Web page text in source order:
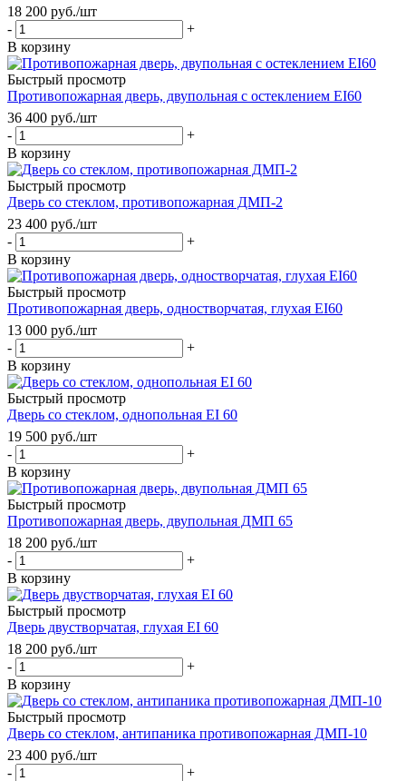
18 200 руб./шт
-
+
В корзину
Быстрый просмотр
Противопожарная дверь, двупольная с остеклением EI60
36 400 руб./шт
-
+
В корзину
Быстрый просмотр
Дверь со стеклом, противопожарная ДМП-2
23 400 руб./шт
-
+
В корзину
Быстрый просмотр
Противопожарная дверь, одностворчатая, глухая EI60
13 000 руб./шт
-
+
В корзину
Быстрый просмотр
Дверь со стеклом, однопольная EI 60
19 500 руб./шт
-
+
В корзину
Быстрый просмотр
Противопожарная дверь, двупольная ДМП 65
18 200 руб./шт
-
+
В корзину
Быстрый просмотр
Дверь двустворчатая, глухая EI 60
18 200 руб./шт
-
+
В корзину
Быстрый просмотр
Дверь со стеклом, антипаника противопожарная ДМП-10
23 400 руб./шт
-
+